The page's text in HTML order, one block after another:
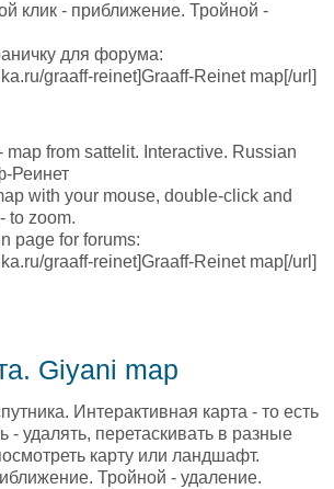
клик - приближение. Тройной -
для форума:
graaff-reinet]Graaff-Reinet map[/url]
map from sattelit. Interactive. Russian
Реинет
with your mouse, double-click and
to zoom.
page for forums:
graaff-reinet]Graaff-Reinet map[/url]
Giyani map
Интерактивная карта - то есть
- удалять, перетаскивать в разные
карту или ландшафт.
Тройной - удаление.